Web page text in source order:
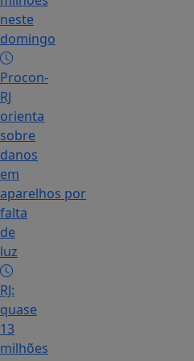
neste
domingo
Procon-
RJ
orienta
sobre
danos
em
aparelhos por
falta
de
luz
RJ:
quase
13
milhões